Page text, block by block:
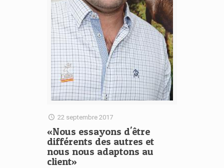
22 septembre 2017
«Nous essayons d'être
différents des autres et
nous nous adaptons au
client»